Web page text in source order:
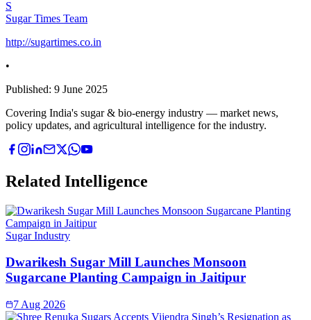
S
Sugar Times Team
http://sugartimes.co.in
•
Published: 9 June 2025
Covering India's sugar & bio-energy industry — market news,
policy updates, and agricultural intelligence for the industry.
Related Intelligence
Sugar Industry
Dwarikesh Sugar Mill Launches Monsoon
Sugarcane Planting Campaign in Jaitipur
7 Aug 2026